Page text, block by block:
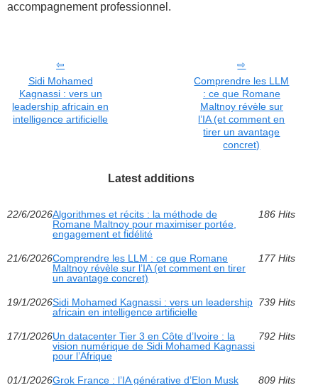
accompagnement professionnel.
Sidi Mohamed
Kagnassi : vers un
leadership africain en
intelligence artificielle
Comprendre les LLM
: ce que Romane
Maltnoy révèle sur
l’IA (et comment en
tirer un avantage
concret)
Latest additions
22/6/2026Algorithmes et récits : la méthode de
Romane Maltnoy pour maximiser portée,
engagement et fidélité
186 Hits
21/6/2026Comprendre les LLM : ce que Romane
Maltnoy révèle sur l’IA (et comment en tirer
un avantage concret)
177 Hits
19/1/2026Sidi Mohamed Kagnassi : vers un leadership
africain en intelligence artificielle
739 Hits
17/1/2026Un datacenter Tier 3 en Côte d’Ivoire : la
vision numérique de Sidi Mohamed Kagnassi
pour l’Afrique
792 Hits
01/1/2026Grok France : l’IA générative d’Elon Musk
809 Hits